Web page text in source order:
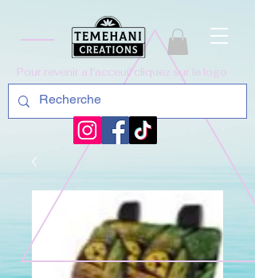
Pour revenir a l'acceuil cliquez sur le logo